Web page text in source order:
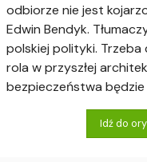
odbiorze nie jest
Edwin Bendyk.
polskiej polityki.
rola w przyszłej
bezpieczeństwa będzie
Idź do